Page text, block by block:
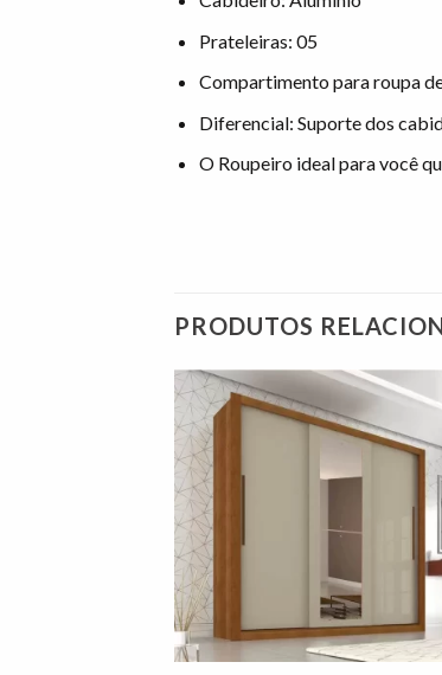
Prateleiras: 05
Compartimento para roupa
Diferencial: Suporte dos
O Roupeiro ideal para você
PRODUTOS